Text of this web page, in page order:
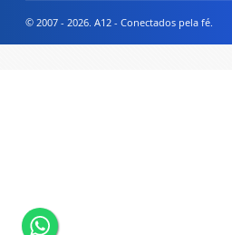
© 2007 - 2026. A12 - Conectados pela fé.